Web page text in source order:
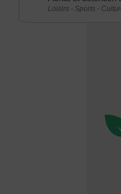
Loisirs - Sports -